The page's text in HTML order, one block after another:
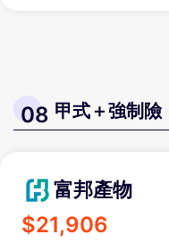
08 甲式＋強制險
富邦產物
$21,906